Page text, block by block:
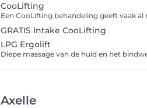
CooLifting
GRATIS Intake CooLifting
LPG Ergolift
Axelle